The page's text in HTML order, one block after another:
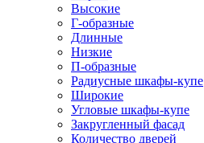
Высокие
Г-образные
Длинные
Низкие
П-образные
Радиусные шкафы-купе
Широкие
Угловые шкафы-купе
Закругленный фасад
Количество дверей